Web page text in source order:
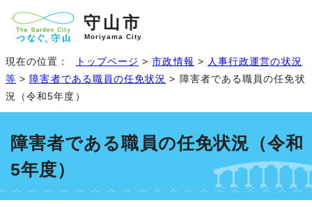
守山市
Moriyama City
現在の位置： トップページ >市政情報 > 人事行政運営の状況
等 > 障害者である職員の任免状況 > 障害者である職員の任免状
況（令和5年度）
障害者である職員の任免状況（令和
5年度）